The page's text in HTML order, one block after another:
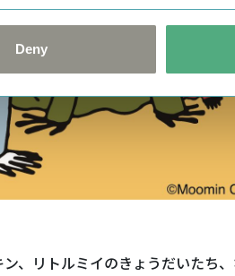
Deny
、リトルミイのきょうだいたち